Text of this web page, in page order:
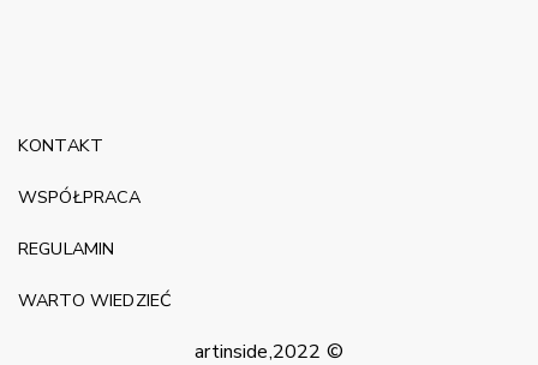
artinside,2022 ©
KONTAKT
WSPÓŁPRACA
REGULAMIN
WARTO WIEDZIEĆ